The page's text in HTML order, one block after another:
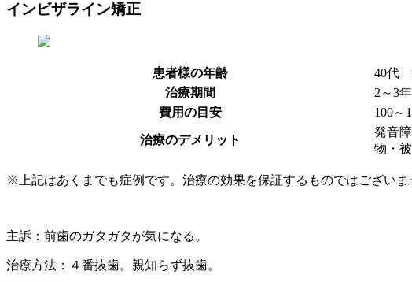
インビザライン矯正
患者様の年齢
40代
治療期間
2～3年
費用の目安
100～
治療のデメリット
発音
物・
※上記はあくまでも症例です。治療の効果を保証するものではございま
主訴：前歯のガタガタが気になる。
治療方法：４番抜歯。親知らず抜歯。